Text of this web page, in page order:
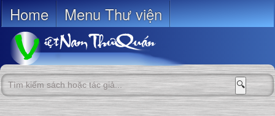
Home Menu Thư viện
🔍